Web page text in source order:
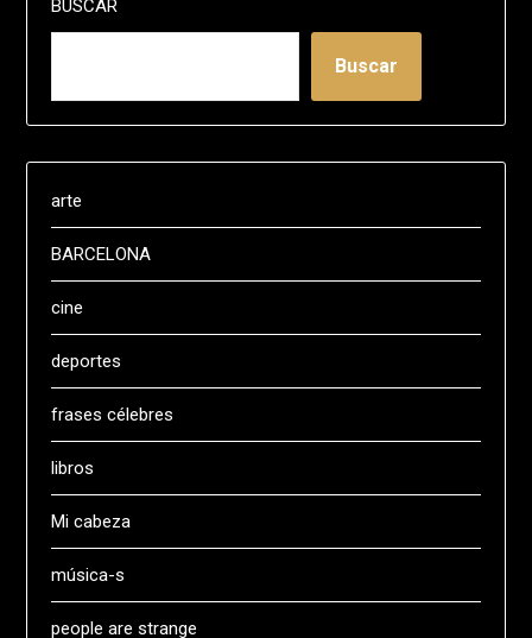
BUSCAR
Buscar
arte
BARCELONA
cine
deportes
frases célebres
libros
Mi cabeza
música-s
people are strange